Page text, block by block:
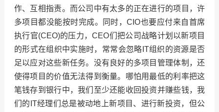
作、互相指责。而公司中有太多的正在进行的项目，许
多项目都没能按时完成。同时，CIO也要应付来自首席
执行官(CEO)的压力，CEO们把公司战略计划以新项目
的形式在组织中实施时，常常会忽略IT组织的资源是否
足以应对这些新任务。没有良好的多项目管理体制，还
使得项目的价值无法得到衡量。哪怕用最低的利率把这
笔钱存到银行中，我们至少还能收回投资并赚些钱，我
们的IT经理们总是被动地上新项目、进行新投资，但公